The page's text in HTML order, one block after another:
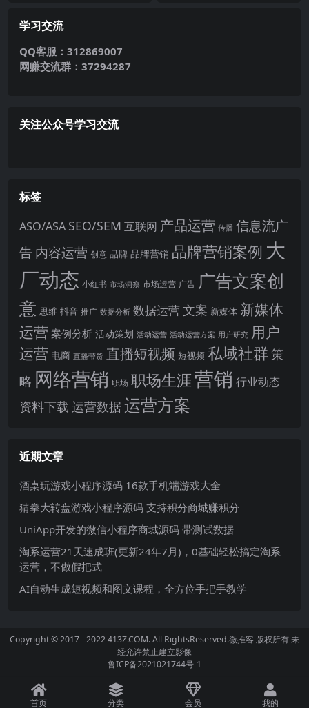
学习交流
QQ客服：312869007
网赚交流群：37294287
关注公众号学习交流
标签
ASO/ASA SEO/SEM 互联网 产品运营 传播 信息流广
告 内容运营 创意 品牌 品牌营销 品牌营销案例 大
厂动态 小红书 市场洞察 市场运营 广告 广告文案创
意 思维 抖音 推广 数据分析 数据运营 文案 新媒体 新媒体
运营 案例分析 活动策划 活动运营 活动运营方案 用户研究 用户
运营 电商 直播带货 直播短视频 短视频 私域社群 策
略 网络营销 职场 职场生涯营销 行业动态
资料下载 运营数据运营方案
近期文章
酒桌玩游戏小程序源码 16款手机端游戏大全
猜拳大转盘游戏小程序源码 支持积分商城赚积分
UniApp开发的微信小程序商城源码 带测试数据
淘系运营21天速成班(更新24年7月)，0基础轻松搞定淘系
运营，不做假把式
AI自动生成短视频和图文课程，全方位手把手教学
Copyright © 2017 - 2022 413Z.COM. All RightsReserved.微推客 版权所有 未
经允许禁止建立影像
鲁ICP备2021021744号-1
首页 分类 会员 我的